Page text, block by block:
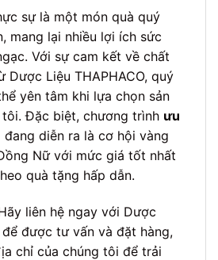
sự là một món quà quý
mang lại nhiều lợi ích sức
Với sự cam kết về chất
Dược Liệu THAPHACO, quý
yên tâm khi lựa chọn sản
tôi. Đặc biệt, chương trình ưu
đang diễn ra là cơ hội vàng
Nữ với mức giá tốt nhất
quà tặng hấp dẫn.
liên hệ ngay với Dược
để được tư vấn và đặt hàng,
chỉ của chúng tôi để trải